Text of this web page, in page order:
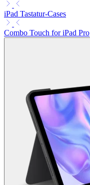
iPad Tastatur-Cases
Combo Touch for iPad Pro